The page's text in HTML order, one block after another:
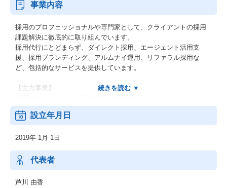
事業内容
採用のプロフェッショナルや専門家として、クライアントの採用
課題解決に徹底的に取り組んでいます。
採用代行にとどまらず、ダイレクト採用、エージェント活用支
援、採用ブランディング、アルムナイ運用、リファラル採用な
ど、包括的なサービスを提供しています。
【主力事業】
2.LinkedInの製品の導入とLinkedInの運用支援
設立年月日
2019年 1月 1日
代表者
芦川 由香